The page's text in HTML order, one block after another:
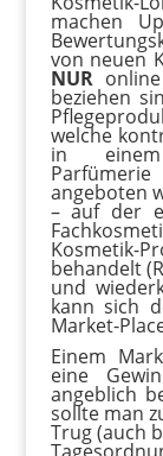
machen
von neuen
NURonline
beziehen
welche
in einem
Parfümerie
angeboten
– auf der
behandelt
und
kann sich
Market-
Einem
eine
angeblich
sollte man
Trug (auch